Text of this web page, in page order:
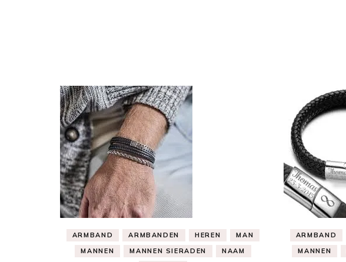
ARMBAND ARMBANDEN HEREN
MAN
MANNEN
MANNEN SIERADEN
NAAM
ARMBAND
MANNEN